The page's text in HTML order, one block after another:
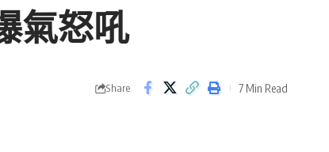
氣怒吼
Share 7 Min Read